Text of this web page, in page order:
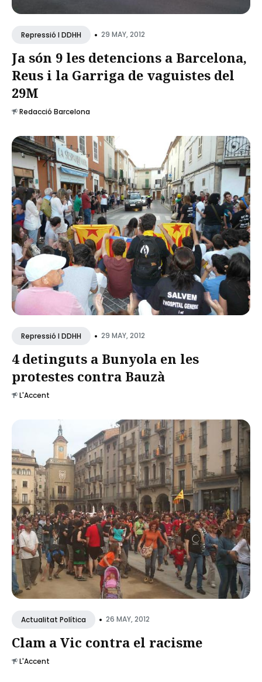
Repressió I DDHH • 29 MAY, 2012
Ja són 9 les detencions a Barcelona,
Reus i la Garriga de vaguistes del
29M
Redacció Barcelona
Repressió I DDHH • 29 MAY, 2012
4 detinguts a Bunyola en les
protestes contra Bauzà
L'Accent
Actualitat Política • 26 MAY, 2012
Clam a Vic contra el racisme
L'Accent